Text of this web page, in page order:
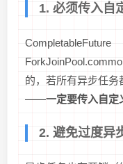
1. 必须传入自
的，若所有异步任
——一定要传入自定
2. 避免过度异